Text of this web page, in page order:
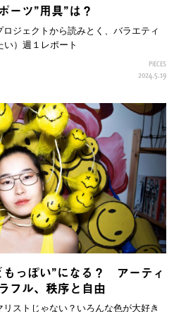
ーツ”用具”は？
ジェクトから読みとく、バラエティ
い）週１レポート
PIECES
2024.5.19
もっぽい”になる？ アーティ
フル、秩序と自由
ストじゃない？いろんな色が大好き